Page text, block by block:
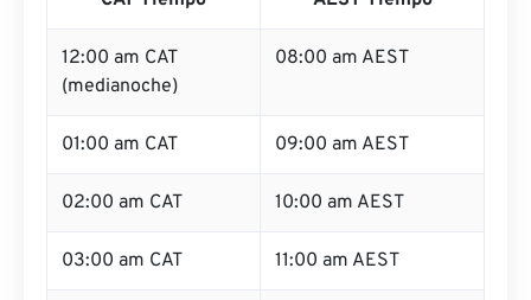
12:00 am CAT
(medianoche)
08:00 am AEST
01:00 am CAT 09:00 am AEST
02:00 am CAT 10:00 am AEST
03:00 am CAT 11:00 am AEST